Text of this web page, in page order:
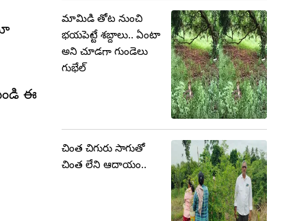
ఈ
మామిడి తోట నుంచి
భయపెట్టే శబ్దాలు.. ఏంటా
అని చూడగా గుండెలు
గుభేల్
చింత చిగురు సాగుతో
చింత లేని ఆదాయం..